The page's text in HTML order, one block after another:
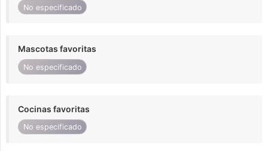
No especificado
Mascotas favoritas
No especificado
Cocinas favoritas
No especificado